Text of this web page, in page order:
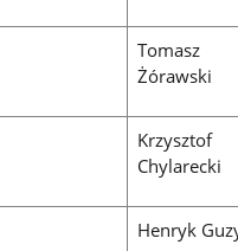
Tomasz
Żórawski
Krzysztof
Chylarecki
Henryk